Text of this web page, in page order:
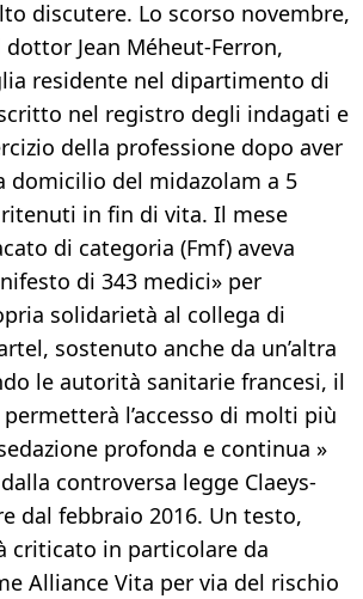
discutere. Lo scorso novembre,
Jean Méheut-Ferron,
residente nel dipartimento di
nel registro degli indagati e
della professione dopo aver
domicilio del midazolam a 5
in fin di vita. Il mese
di categoria (Fmf) aveva
di 343 medici» per
solidarietà al collega di
sostenuto anche da un’altra
le autorità sanitarie francesi, il
l’accesso di molti più
profonda e continua »
controversa legge Claeys-
dal febbraio 2016. Un testo,
criticato in particolare da
Alliance Vita per via del rischio